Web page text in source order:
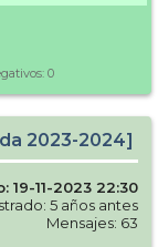
0
2023-2024]
19-11-2023 22:30
5 años antes
Mensajes: 63